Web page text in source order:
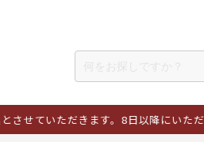
きます。8日以降にいただいたご注